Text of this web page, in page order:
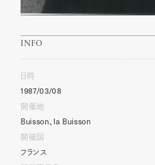
INFO
日時
1987/03/08
開催地
Buisson、la Buisson
開催国
フランス